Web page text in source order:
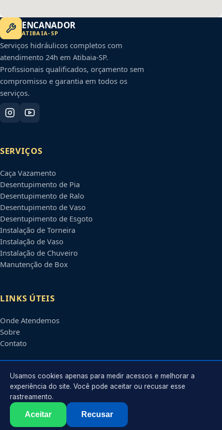
ENCANADOR
ATIBAIA-SP
Serviços hidráulicos completos com
atendimento 24h em Atibaia-SP.
Profissionais qualificados, orçamento sem
compromisso e garantia em todos os
serviços.
SERVIÇOS
Caça Vazamento
Desentupimento de Pia
Desentupimento de Ralo
Desentupimento de Vaso
Desentupimento de Esgoto
Instalação de Torneira
Instalação de Vaso
Instalação de Chuveiro
Manutenção de Box
LINKS ÚTEIS
Onde Atendemos
Sobre
Contato
CONTATO
Atendimento em
contato@encanadorematibaia.com.br
2026 Encanador emAtibaia
. Todos os direitos reservados.
Usamos cookies apenas para medir acessos e melhorar a
experiência do site. Você pode aceitar ou recusar esse
rastreamento.
Aceitar Recusar